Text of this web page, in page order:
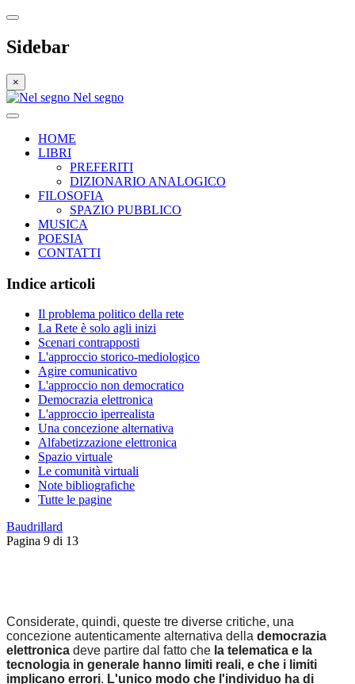
Sidebar
×
Nel segno
HOME
LIBRI
PREFERITI
DIZIONARIO ANALOGICO
FILOSOFIA
SPAZIO PUBBLICO
MUSICA
POESIA
CONTATTI
Indice articoli
Il problema politico della rete
La Rete è solo agli inizi
Scenari contrapposti
L'approccio storico-mediologico
Agire comunicativo
L'approccio non democratico
Democrazia elettronica
L'approccio iperrealista
Una concezione alternativa
Alfabetizzazione elettronica
Spazio virtuale
Le comunità virtuali
Note bibliografiche
Tutte le pagine
Baudrillard
Pagina 9 di 13
Considerate, quindi, queste tre diverse critiche, una
concezione autenticamente alternativa della democrazia
elettronica deve partire dal fatto che la telematica e la
tecnologia in generale hanno limiti reali, e che i limiti
implicano errori. L'unico modo che l'individuo ha di